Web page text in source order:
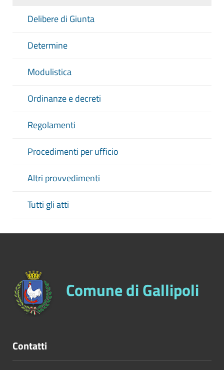
Delibere di Giunta
Determine
Modulistica
Ordinanze e decreti
Regolamenti
Procedimenti per ufficio
Altri provvedimenti
Tutti gli atti
Comune di Gallipoli
Contatti